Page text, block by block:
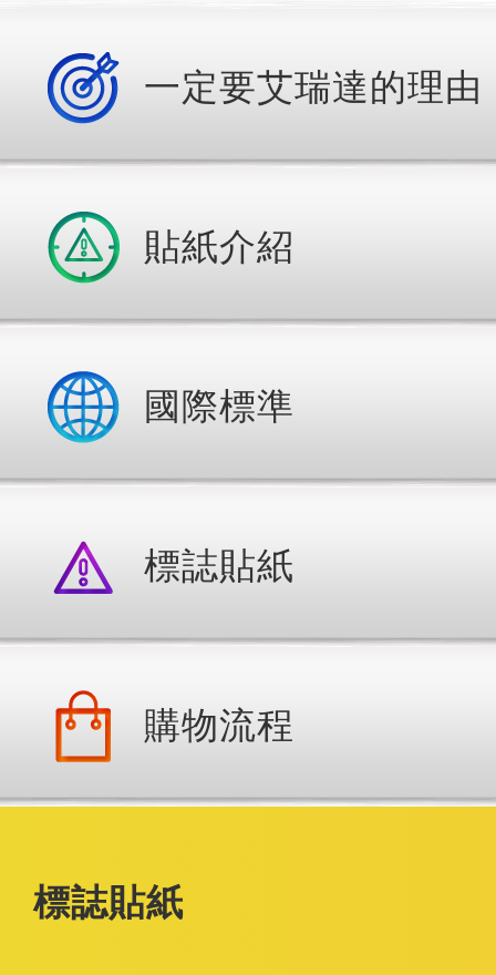
一定要艾瑞達的理由
貼紙介紹
國際標準
標誌貼紙
購物流程
標誌貼紙